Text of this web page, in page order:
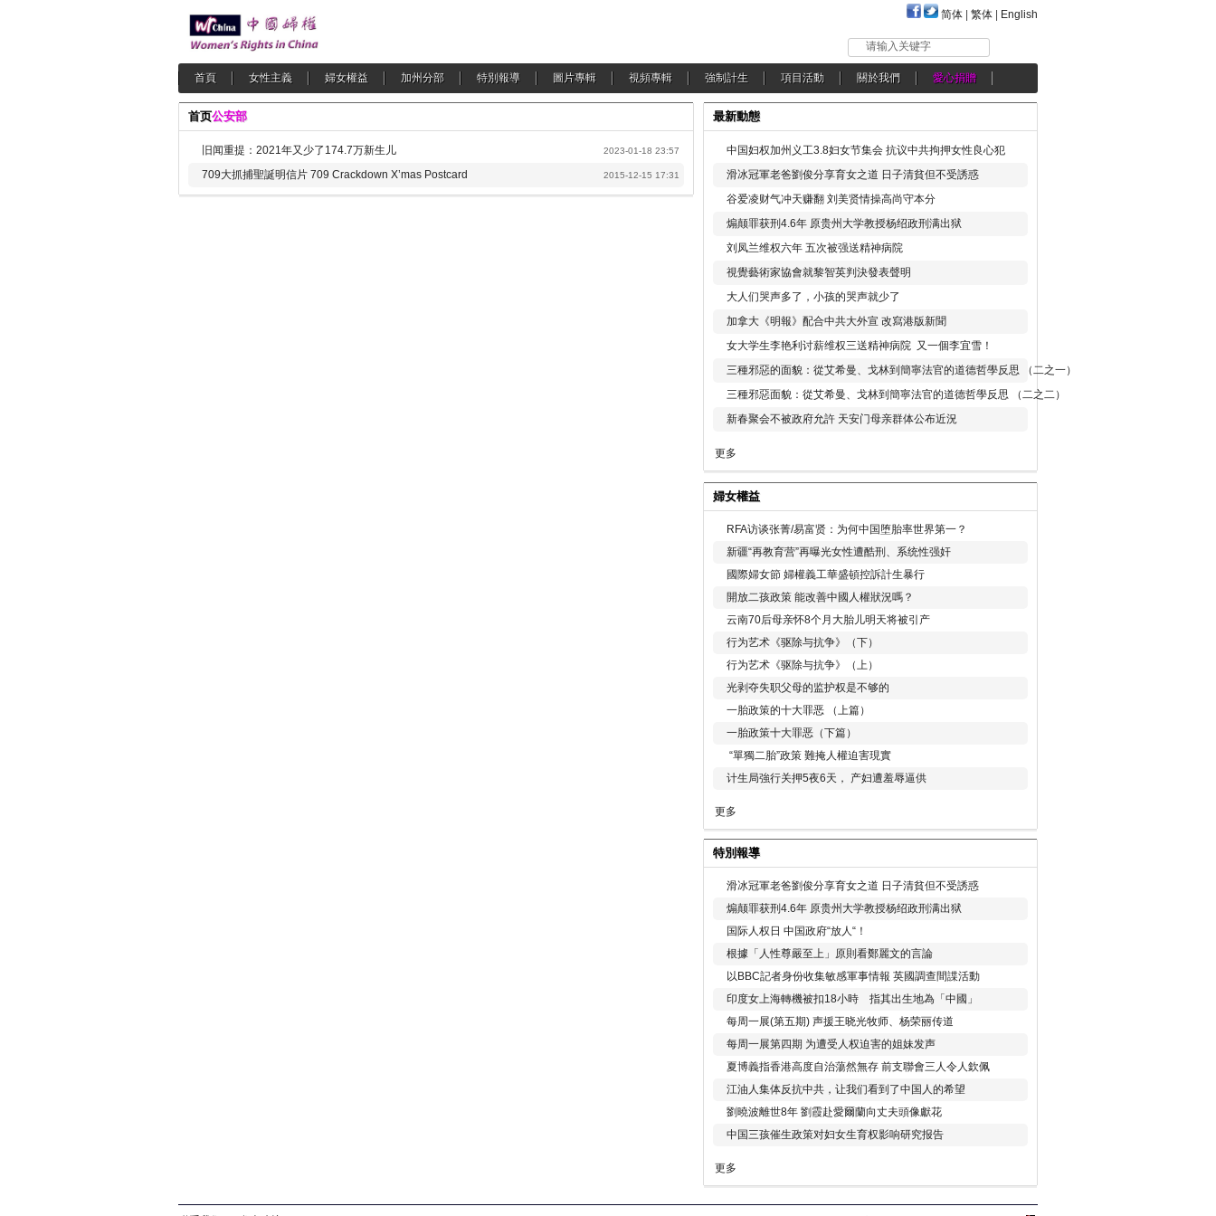
简体 繁体 English
请输入关键字
首頁 女性主義 婦女權益 加州分部 特別報導 圖片專輯 視頻專輯 強制計生 項目活動 關於我們 愛心捐贈
首页公安部
旧闻重提：2021年又少了174.7万新生儿 2023-01-18 23:57
709大抓捕聖誕明信片 709 Crackdown X’mas Postcard 2015-12-15 17:31
最新動態
中国妇权加州义工3.8妇女节集会 抗议中共拘押女性良心犯
滑冰冠軍老爸劉俊分享育女之道 日子清貧但不受誘惑
谷爱凌财气冲天赚翻 刘美贤情操高尚守本分
煽颠罪获刑4.6年 原贵州大学教授杨绍政刑满出狱
刘凤兰维权六年 五次被强送精神病院
視覺藝術家協會就黎智英判決發表聲明
大人们哭声多了，小孩的哭声就少了
加拿大《明報》配合中共大外宣 改寫港版新聞
女大学生李艳利讨薪维权三送精神病院 又一個李宜雪！
三種邪惡的面貌：從艾希曼、戈林到簡寧法官的道德哲學反思 （二之一）
三種邪惡面貌：從艾希曼、戈林到簡寧法官的道德哲學反思 （二之二）
新春聚会不被政府允許 天安门母亲群体公布近況
更多
婦女權益
RFA访谈张菁/易富贤：为何中国堕胎率世界第一？
新疆“再教育营”再曝光女性遭酷刑、系统性强奸
國際婦女節 婦權義工華盛頓控訴計生暴行
開放二孩政策 能改善中國人權狀況嗎？
云南70后母亲怀8个月大胎儿明天将被引产
行为艺术《驱除与抗争》（下）
行为艺术《驱除与抗争》（上）
光剥夺失职父母的监护权是不够的
一胎政策的十大罪恶 （上篇）
一胎政策十大罪恶（下篇）
“單獨二胎”政策 難掩人權迫害現實
计生局強行关押5夜6天， 产妇遭羞辱逼供
更多
特別報導
滑冰冠軍老爸劉俊分享育女之道 日子清貧但不受誘惑
煽颠罪获刑4.6年 原贵州大学教授杨绍政刑满出狱
国际人权日 中国政府“放人“！
根據「人性尊嚴至上」原則看鄭麗文的言論
以BBC記者身份收集敏感軍事情報 英國調查間諜活動
印度女上海轉機被扣18小時 指其出生地為「中國」
每周一展(第五期) 声援王晓光牧师、杨荣丽传道
每周一展第四期 为遭受人权迫害的姐妹发声
夏博義指香港高度自治蕩然無存 前支聯會三人令人欽佩
江油人集体反抗中共，让我们看到了中国人的希望
劉曉波離世8年 劉霞赴愛爾蘭向丈夫頭像獻花
中国三孩催生政策对妇女生育权影响研究报告
更多